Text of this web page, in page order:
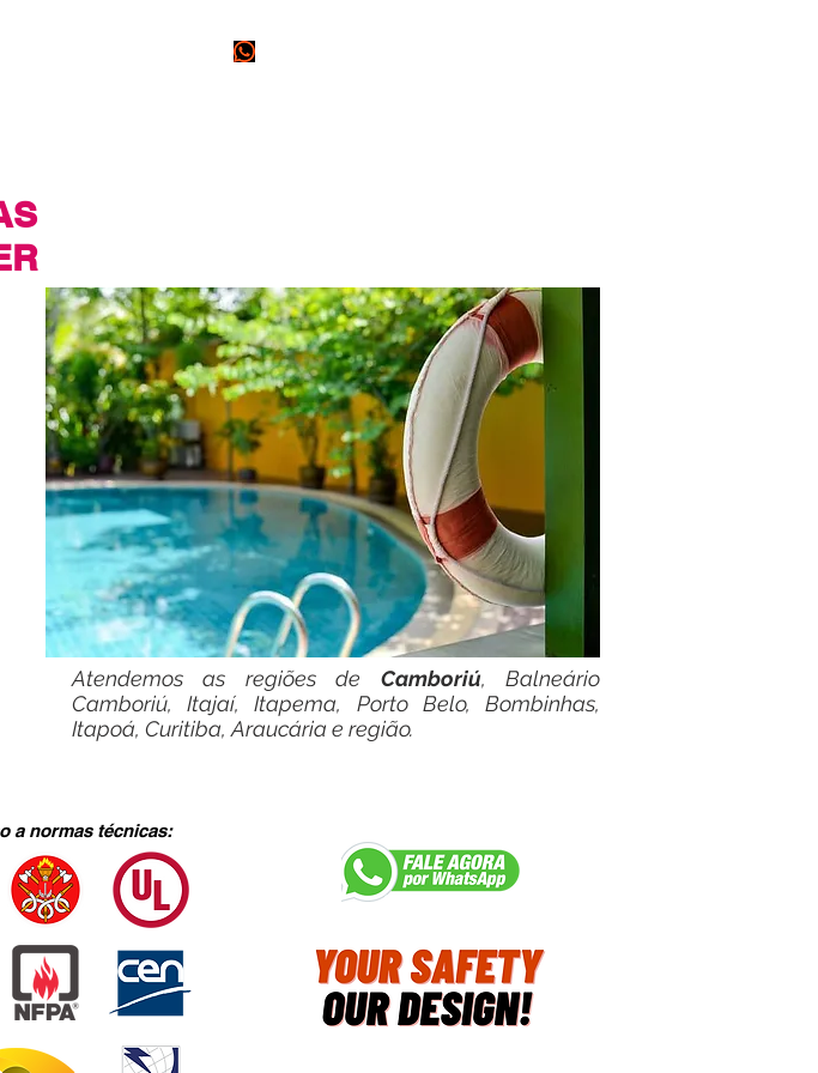
Atendemos as regiões de Camboriú, Balneário
Camboriú, Itajaí, Itapema, Porto Belo, Bombinhas,
Itapoá, Curitiba, Araucária e região.
a normas técnicas: